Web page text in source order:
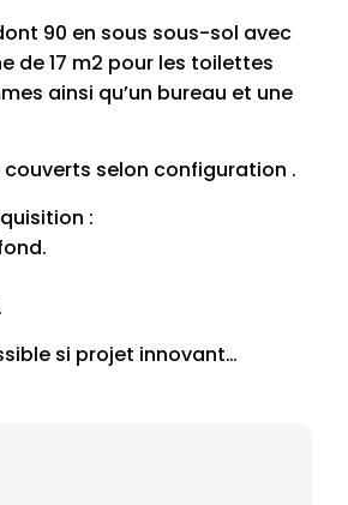
90 en sous sous-sol avec
de 17 m2 pour les toilettes
ainsi qu’un bureau et une
couverts selon configuration .
:
si projet innovant…